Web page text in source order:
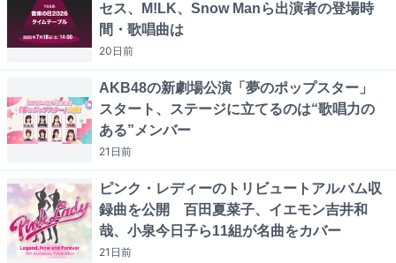
セス、M!LK、Snow Manら出演者の登場時
間・歌唱曲は
20日前
AKB48の新劇場公演「夢のポップスター」
スタート、ステージに立てるのは“歌唱力の
ある”メンバー
21日前
ピンク・レディーのトリビュートアルバム収
録曲を公開 百田夏菜子、イエモン吉井和
哉、小泉今日子ら11組が名曲をカバー
21日前